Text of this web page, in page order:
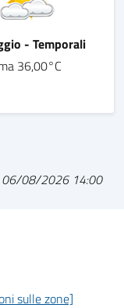
- Temporali
36,00°C
06/08/2026 14:00
sulle zone]